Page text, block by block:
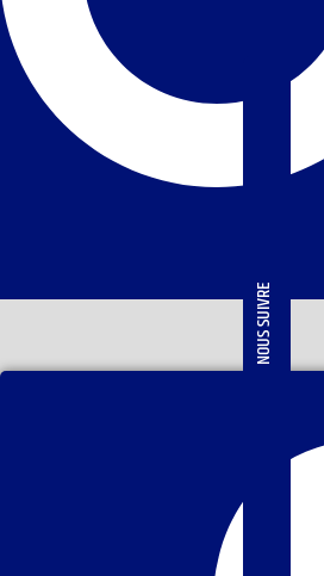
NOUS SUIVRE